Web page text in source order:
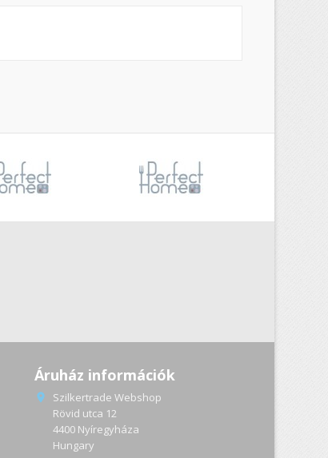
Áruház információk

Szilkertrade Webshop
Rövid utca 12
4400 Nyíregyháza
Hungary